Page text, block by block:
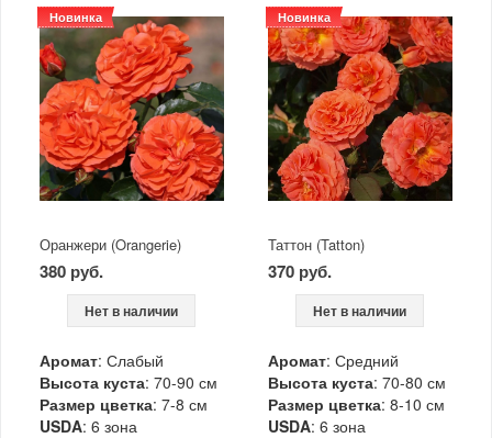
Новинка
Оранжери (Orangerie)
380 руб.
Нет в наличии
Аромат: Слабый
Высота куста: 70-90 см
Размер цветка: 7-8 см
USDA: 6 зона
Новинка
Таттон (Tatton)
370 руб.
Нет в наличии
Аромат: Средний
Высота куста: 70-80 см
Размер цветка: 8-10 см
USDA: 6 зона